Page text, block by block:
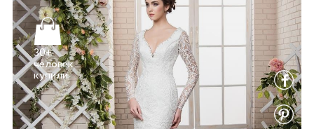
30+
человек
купили